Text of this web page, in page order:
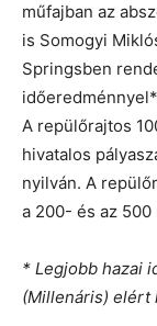
műfajban az
is Somogyi
Springsben
A repülőrajtos
hivatalos
nyilván. A
a 200- és az
* Legjobb hazai
(Millenáris) elért